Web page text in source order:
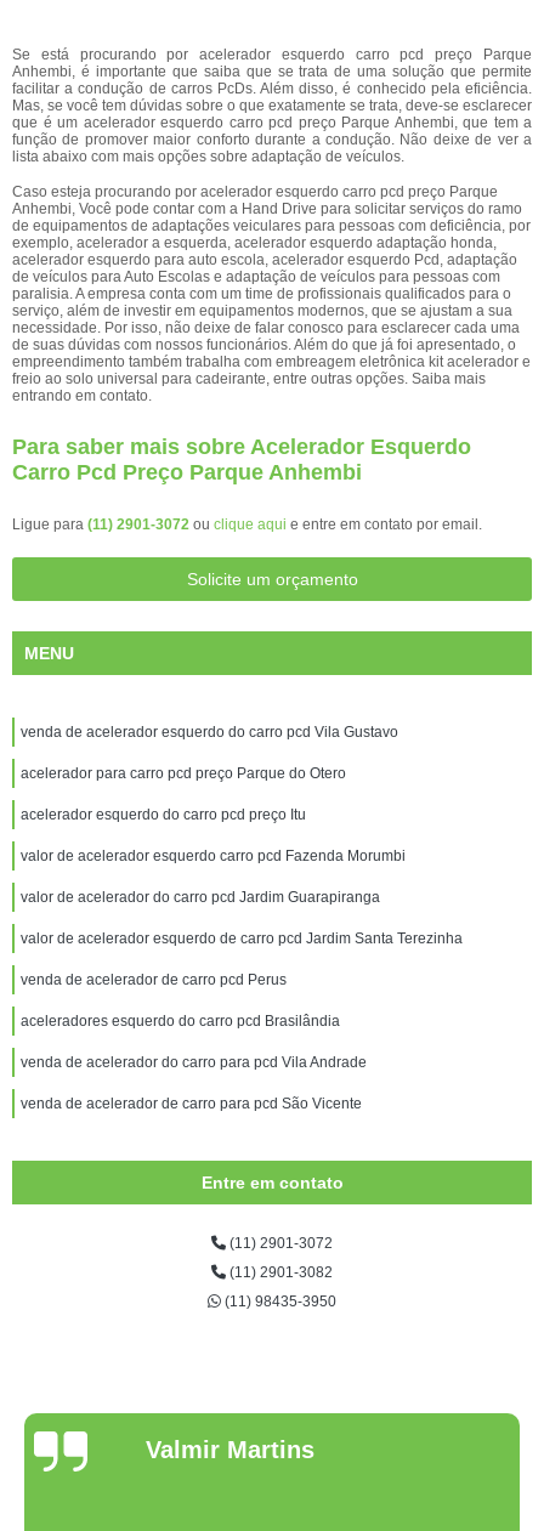
Se está procurando por acelerador esquerdo carro pcd preço Parque
Anhembi, é importante que saiba que se trata de uma solução que permite
facilitar a condução de carros PcDs. Além disso, é conhecido pela eficiência.
Mas, se você tem dúvidas sobre o que exatamente se trata, deve-se esclarecer
que é um acelerador esquerdo carro pcd preço Parque Anhembi, que tem a
função de promover maior conforto durante a condução. Não deixe de ver a
lista abaixo com mais opções sobre adaptação de veículos.
Caso esteja procurando por acelerador esquerdo carro pcd preço Parque
Anhembi, Você pode contar com a Hand Drive para solicitar serviços do ramo
de equipamentos de adaptações veiculares para pessoas com deficiência, por
exemplo, acelerador a esquerda, acelerador esquerdo adaptação honda,
acelerador esquerdo para auto escola, acelerador esquerdo Pcd, adaptação
de veículos para Auto Escolas e adaptação de veículos para pessoas com
paralisia. A empresa conta com um time de profissionais qualificados para o
serviço, além de investir em equipamentos modernos, que se ajustam a sua
necessidade. Por isso, não deixe de falar conosco para esclarecer cada uma
de suas dúvidas com nossos funcionários. Além do que já foi apresentado, o
empreendimento também trabalha com embreagem eletrônica kit acelerador e
freio ao solo universal para cadeirante, entre outras opções. Saiba mais
entrando em contato.
Para saber mais sobre Acelerador Esquerdo
Carro Pcd Preço Parque Anhembi
Ligue para (11) 2901-3072 ou clique aqui e entre em contato por email.
Solicite um orçamento
MENU
venda de acelerador esquerdo do carro pcd Vila Gustavo
acelerador para carro pcd preço Parque do Otero
acelerador esquerdo do carro pcd preço Itu
valor de acelerador esquerdo carro pcd Fazenda Morumbi
valor de acelerador do carro pcd Jardim Guarapiranga
valor de acelerador esquerdo de carro pcd Jardim Santa Terezinha
venda de acelerador de carro pcd Perus
aceleradores esquerdo do carro pcd Brasilândia
venda de acelerador do carro para pcd Vila Andrade
venda de acelerador de carro para pcd São Vicente
Entre em contato
(11) 2901-3072
(11) 2901-3082
(11) 98435-3950
Valmir Martins